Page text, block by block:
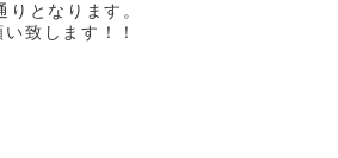
となります。
致します！！